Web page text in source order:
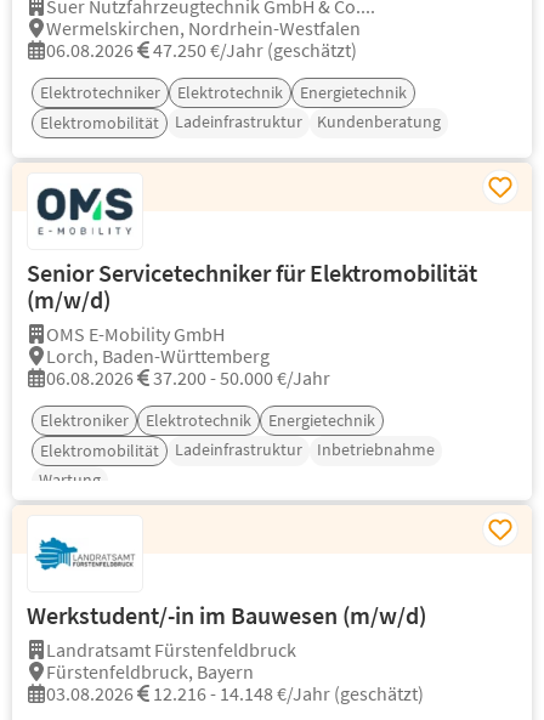
Suer Nutzfahrzeugtechnik GmbH & Co....
Wermelskirchen, Nordrhein-Westfalen
06.08.2026
47.250 €/Jahr (geschätzt)
Elektrotechniker Elektrotechnik
Energietechnik
Elektromobilität
Ladeinfrastruktur Kundenberatung
Senior Servicetechniker für Elektromobilität
(m/w/d)
OMS E-Mobility GmbH
Lorch, Baden-Württemberg
06.08.2026
37.200 - 50.000 €/Jahr
Elektroniker Elektrotechnik
Energietechnik
Elektromobilität
Ladeinfrastruktur
Inbetriebnahme
Wartung
Werkstudent/-in im Bauwesen (m/w/d)
Landratsamt Fürstenfeldbruck
Fürstenfeldbruck, Bayern
03.08.2026
12.216 - 14.148 €/Jahr (geschätzt)